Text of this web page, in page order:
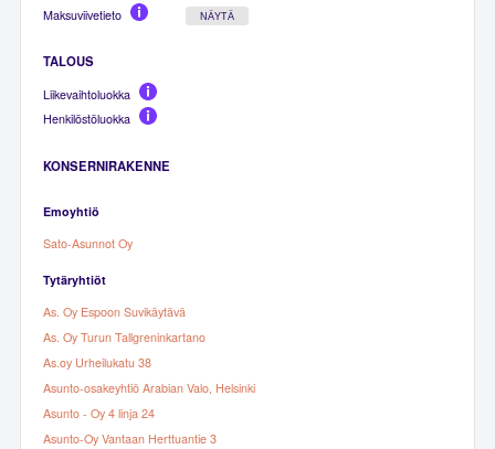
Maksuviivetieto
NÄYTÄ
TALOUS
Liikevaihtoluokka
Henkilöstöluokka
KONSERNIRAKENNE
Emoyhtiö
Sato-Asunnot Oy
Tytäryhtiöt
As. Oy Espoon Suvikäytävä
As. Oy Turun Tallgreninkartano
As.oy Urheilukatu 38
Asunto-osakeyhtiö Arabian Valo, Helsinki
Asunto - Oy 4 linja 24
Asunto-Oy Vantaan Herttuantie 3